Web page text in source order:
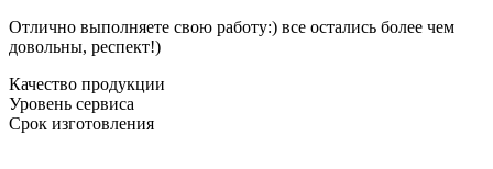
Отлично выполняете свою работу:) все остались более чем
довольны, респект!)
Качество продукции
Уровень сервиса
Срок изготовления